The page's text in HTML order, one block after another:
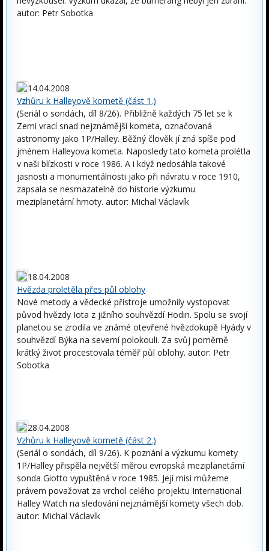
autor: Petr Sobotka
14.04.2008
Vzhůru k Halleyově kometě (část 1.)
(Seriál o sondách, díl 8/26). Přibližně každých 75 let se k
Zemi vrací snad nejznámější kometa, označovaná
astronomy jako 1P/Halley. Běžný člověk jí zná spíše pod
jménem Halleyova kometa. Naposledy tato kometa prolétla
v naši blízkosti v roce 1986. A i když nedosáhla takové
jasnosti a monumentálnosti jako při návratu v roce 1910,
zapsala se nesmazatelně do historie výzkumu
meziplanetární hmoty. autor: Michal Václavík
18.04.2008
Hvězda proletěla přes půl oblohy
Nové metody a vědecké přístroje umožnily vystopovat
původ hvězdy Iota z jižního souhvězdí Hodin. Spolu se svojí
planetou se zrodila ve známé otevřené hvězdokupě Hyády v
souhvězdí Býka na severní polokouli. Za svůj poměrně
krátký život procestovala téměř půl oblohy. autor: Petr
Sobotka
28.04.2008
Vzhůru k Halleyově kometě (část 2.)
(Seriál o sondách, díl 9/26). K poznání a výzkumu komety
1P/Halley přispěla největší měrou evropská meziplanetární
sonda Giotto vypuštěná v roce 1985. Její misi můžeme
právem považovat za vrchol celého projektu International
Halley Watch na sledování nejznámější komety všech dob.
autor: Michal Václavík